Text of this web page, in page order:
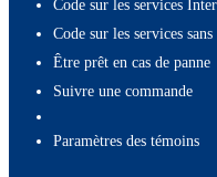
Code sur les services
Code sur les services
Être prêt en cas de panne
Suivre une commande
paramètres des témoins